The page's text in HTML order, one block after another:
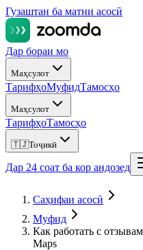
Гузаштан ба матни асосӣ
Дар бораи мо
Маҳсулот
ТарифҳоМуфидТамосҳо
Маҳсулот
ТарифҳоТамосҳо
🇹🇯Тоҷикӣ
Дар 24 соат ба кор андозед
Саҳифаи асосӣ
Муфид
Как работать с
Maps